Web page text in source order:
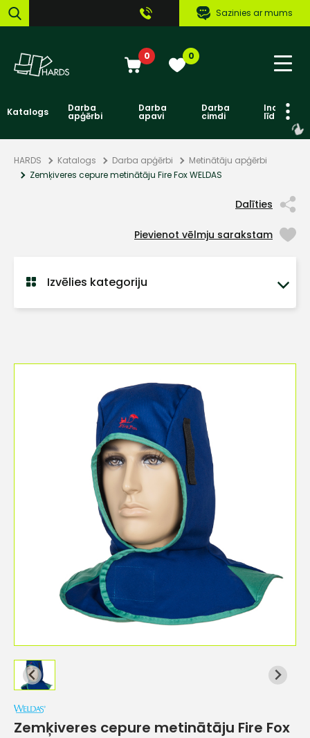
Sazinies ar mums
0 0
Katalogs Darba
apģērbi
Darba
apavi
Darba
cimdi līdzekļi
HARDS Katalogs Darba apģērbi
Metinātāju apģērbi
Zemķiveres cepure metinātāju Fire Fox WELDAS
Dalīties
Pievienot vēlmju sarakstam
Izvēlies kategoriju
Zemķiveres cepure metinātāju Fire Fox